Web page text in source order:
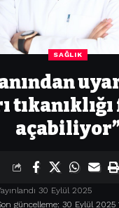
SAĞLIK
güncelleme: 30 Eylül 2025
30 Eylül 2025